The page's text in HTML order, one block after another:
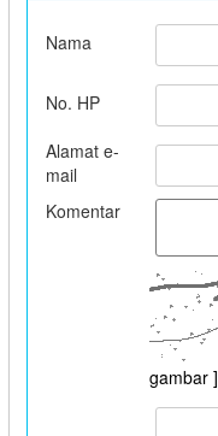
Nama
No. HP
Alamat e-
mail
Komentar
gambar ]